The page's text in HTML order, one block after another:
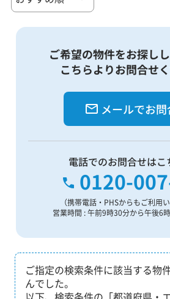
ご希望の物件をお探しし
こちらよりお問合せく
メールでお
電話でのお問合せはこ
0120-
（携帯電話・PHSからもご利用
営業時間 : 午前9時30分から午後6
ご指定の検索条件に該当する物
んでした。